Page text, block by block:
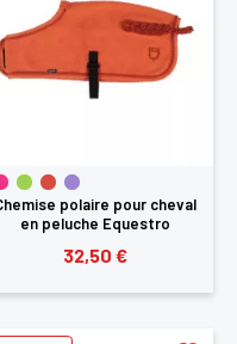
polaire pour cheval
en peluche Equestro
32,50 €
enregistrer des
SE
CONNECTER